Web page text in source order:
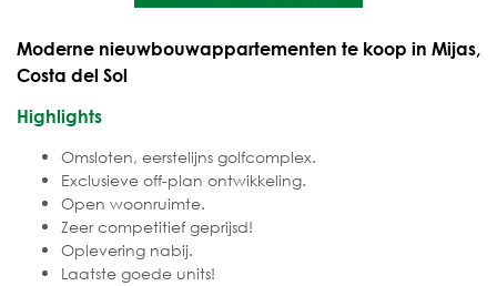
Moderne nieuwbouwappartementen te koop in Mijas,
Costa del Sol
Highlights
Omsloten, eerstelijns golfcomplex.
Exclusieve off-plan ontwikkeling.
Open woonruimte.
Zeer competitief geprijsd!
Oplevering nabij.
Laatste goede units!